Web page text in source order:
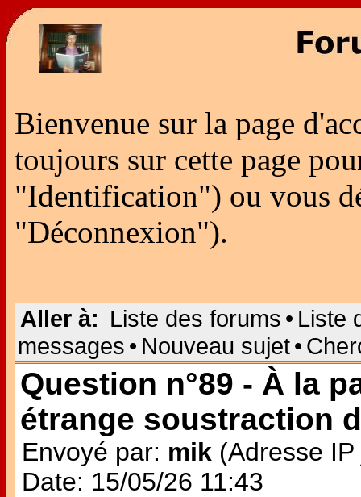
Bienvenue sur la page
toujours sur cette page
"Identification") ou vous
"Déconnexion").
Aller à: Liste des forums • Liste
messages • Nouveau sujet•
Question n°89 - À la
étrange soustraction
Envoyé par: mik (Adresse
Date: 15/05/26 11:43